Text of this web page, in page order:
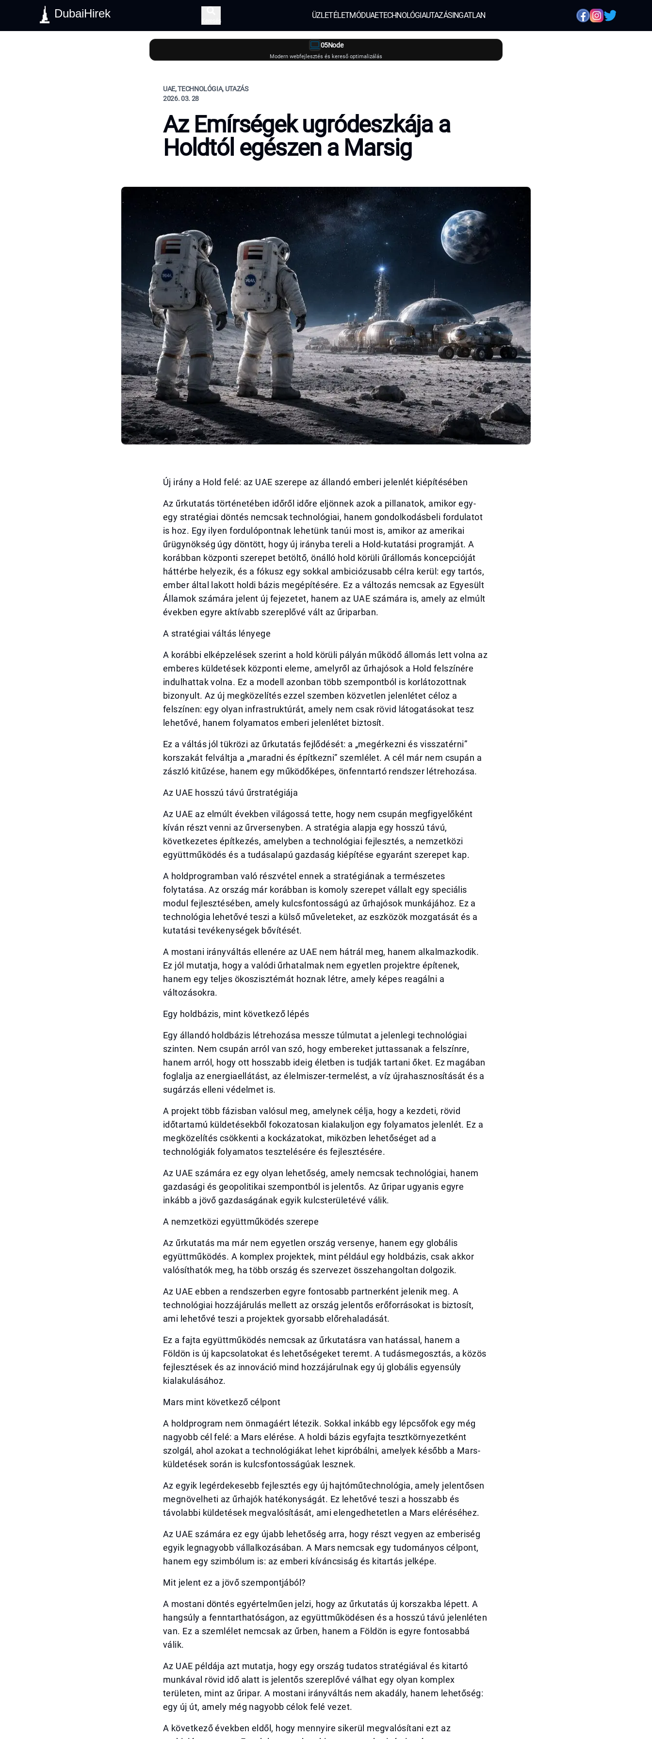
DubaiHirek
Keresés
ÜZLETÉLETMÓDUAETECHNOLÓGIAUTAZÁSINGATLAN
05Node
Modern webfejlesztés és kereső optimalizálás
UAE, TECHNOLÓGIA, UTAZÁS
2026. 03. 28
Az Emírségek ugródeszkája a
Holdtól egészen a Marsig
Új irány a Hold felé: az UAE szerepe az állandó emberi jelenlét kiépítésében
Az űrkutatás történetében időről időre eljönnek azok a pillanatok, amikor egy-
egy stratégiai döntés nemcsak technológiai, hanem gondolkodásbeli fordulatot
is hoz. Egy ilyen fordulópontnak lehetünk tanúi most is, amikor az amerikai
űrügynökség úgy döntött, hogy új irányba tereli a Hold-kutatási programját. A
korábban központi szerepet betöltő, önálló hold körüli űrállomás koncepcióját
háttérbe helyezik, és a fókusz egy sokkal ambiciózusabb célra kerül: egy tartós,
ember által lakott holdi bázis megépítésére. Ez a változás nemcsak az Egyesült
Államok számára jelent új fejezetet, hanem az UAE számára is, amely az elmúlt
években egyre aktívabb szereplővé vált az űriparban.
A stratégiai váltás lényege
A korábbi elképzelések szerint a hold körüli pályán működő állomás lett volna az
emberes küldetések központi eleme, amelyről az űrhajósok a Hold felszínére
indulhattak volna. Ez a modell azonban több szempontból is korlátozottnak
bizonyult. Az új megközelítés ezzel szemben közvetlen jelenlétet céloz a
felszínen: egy olyan infrastruktúrát, amely nem csak rövid látogatásokat tesz
lehetővé, hanem folyamatos emberi jelenlétet biztosít.
Ez a váltás jól tükrözi az űrkutatás fejlődését: a „megérkezni és visszatérni”
korszakát felváltja a „maradni és építkezni” szemlélet. A cél már nem csupán a
zászló kitűzése, hanem egy működőképes, önfenntartó rendszer létrehozása.
Az UAE hosszú távú űrstratégiája
Az UAE az elmúlt években világossá tette, hogy nem csupán megfigyelőként
kíván részt venni az űrversenyben. A stratégia alapja egy hosszú távú,
következetes építkezés, amelyben a technológiai fejlesztés, a nemzetközi
együttműködés és a tudásalapú gazdaság kiépítése egyaránt szerepet kap.
A holdprogramban való részvétel ennek a stratégiának a természetes
folytatása. Az ország már korábban is komoly szerepet vállalt egy speciális
modul fejlesztésében, amely kulcsfontosságú az űrhajósok munkájához. Ez a
technológia lehetővé teszi a külső műveleteket, az eszközök mozgatását és a
kutatási tevékenységek bővítését.
A mostani irányváltás ellenére az UAE nem hátrál meg, hanem alkalmazkodik.
Ez jól mutatja, hogy a valódi űrhatalmak nem egyetlen projektre építenek,
hanem egy teljes ökoszisztémát hoznak létre, amely képes reagálni a
változásokra.
Egy holdbázis, mint következő lépés
Egy állandó holdbázis létrehozása messze túlmutat a jelenlegi technológiai
szinten. Nem csupán arról van szó, hogy embereket juttassanak a felszínre,
hanem arról, hogy ott hosszabb ideig életben is tudják tartani őket. Ez magában
foglalja az energiaellátást, az élelmiszer-termelést, a víz újrahasznosítását és a
sugárzás elleni védelmet is.
A projekt több fázisban valósul meg, amelynek célja, hogy a kezdeti, rövid
időtartamú küldetésekből fokozatosan kialakuljon egy folyamatos jelenlét. Ez a
megközelítés csökkenti a kockázatokat, miközben lehetőséget ad a
technológiák folyamatos tesztelésére és fejlesztésére.
Az UAE számára ez egy olyan lehetőség, amely nemcsak technológiai, hanem
gazdasági és geopolitikai szempontból is jelentős. Az űripar ugyanis egyre
inkább a jövő gazdaságának egyik kulcsterületévé válik.
A nemzetközi együttműködés szerepe
Az űrkutatás ma már nem egyetlen ország versenye, hanem egy globális
együttműködés. A komplex projektek, mint például egy holdbázis, csak akkor
valósíthatók meg, ha több ország és szervezet összehangoltan dolgozik.
Az UAE ebben a rendszerben egyre fontosabb partnerként jelenik meg. A
technológiai hozzájárulás mellett az ország jelentős erőforrásokat is biztosít,
ami lehetővé teszi a projektek gyorsabb előrehaladását.
Ez a fajta együttműködés nemcsak az űrkutatásra van hatással, hanem a
Földön is új kapcsolatokat és lehetőségeket teremt. A tudásmegosztás, a közös
fejlesztések és az innováció mind hozzájárulnak egy új globális egyensúly
kialakulásához.
Mars mint következő célpont
A holdprogram nem önmagáért létezik. Sokkal inkább egy lépcsőfok egy még
nagyobb cél felé: a Mars elérése. A holdi bázis egyfajta tesztkörnyezetként
szolgál, ahol azokat a technológiákat lehet kipróbálni, amelyek később a Mars-
küldetések során is kulcsfontosságúak lesznek.
Az egyik legérdekesebb fejlesztés egy új hajtóműtechnológia, amely jelentősen
megnövelheti az űrhajók hatékonyságát. Ez lehetővé teszi a hosszabb és
távolabbi küldetések megvalósítását, ami elengedhetetlen a Mars eléréséhez.
Az UAE számára ez egy újabb lehetőség arra, hogy részt vegyen az emberiség
egyik legnagyobb vállalkozásában. A Mars nemcsak egy tudományos célpont,
hanem egy szimbólum is: az emberi kíváncsiság és kitartás jelképe.
Mit jelent ez a jövő szempontjából?
A mostani döntés egyértelműen jelzi, hogy az űrkutatás új korszakba lépett. A
hangsúly a fenntarthatóságon, az együttműködésen és a hosszú távú jelenléten
van. Ez a szemlélet nemcsak az űrben, hanem a Földön is egyre fontosabbá
válik.
Az UAE példája azt mutatja, hogy egy ország tudatos stratégiával és kitartó
munkával rövid idő alatt is jelentős szereplővé válhat egy olyan komplex
területen, mint az űripar. A mostani irányváltás nem akadály, hanem lehetőség:
egy új út, amely még nagyobb célok felé vezet.
A következő években eldől, hogy mennyire sikerül megvalósítani ezt az